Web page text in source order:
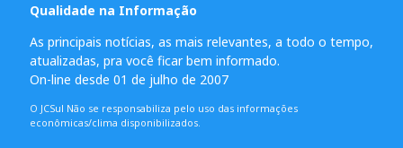
Qualidade na Informação
As principais notícias, as mais relevantes, a todo o tempo,
atualizadas, pra você ficar bem informado.
On-line desde 01 de julho de 2007
O JCSul Não se responsabiliza pelo uso das informações
econômicas/clima disponibilizados.